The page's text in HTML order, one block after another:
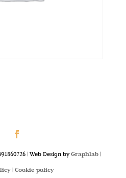
| Web Design byGraphlab|
|Cookie policy